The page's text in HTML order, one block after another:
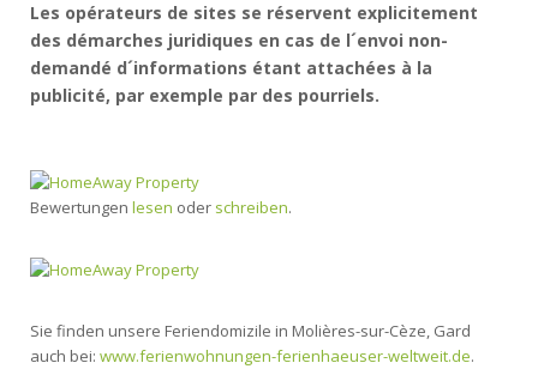
Les opérateurs de sites se réservent explicitement
des démarches juridiques en cas de l´envoi non-
demandé d´informations étant attachées à la
publicité, par exemple par des pourriels.
Bewertungen lesen oder schreiben.
Sie finden unsere Feriendomizile in Molières-sur-Cèze, Gard
auch bei: www.ferienwohnungen-ferienhaeuser-weltweit.de.